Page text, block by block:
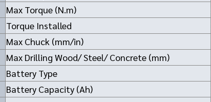
Max Torque (N.m)
Torque Installed
Max Chuck (mm/in)
Max Drilling Wood/ Steel/ Concrete (mm)
Battery Type
Battery Capacity (Ah)